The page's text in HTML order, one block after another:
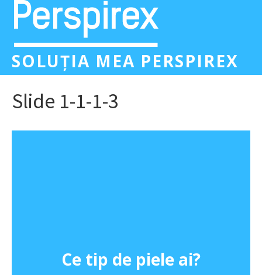
SOLUȚIA MEA PERSPIREX
Slide 1-1-1-3
Ce tip de piele ai?